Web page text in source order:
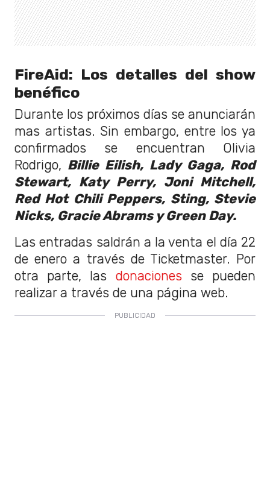
FireAid: Los detalles del show
benéfico
Durante los próximos días se anunciarán
mas artistas. Sin embargo, entre los ya
confirmados se encuentran Olivia
Rodrigo, Billie Eilish, Lady Gaga, Rod
Stewart, Katy Perry, Joni Mitchell,
Red Hot Chili Peppers, Sting, Stevie
Nicks, Gracie Abrams y Green Day.
Las entradas saldrán a la venta el día 22
de enero a través de Ticketmaster. Por
otra parte, las donacionesse pueden
realizar a través de una página web.